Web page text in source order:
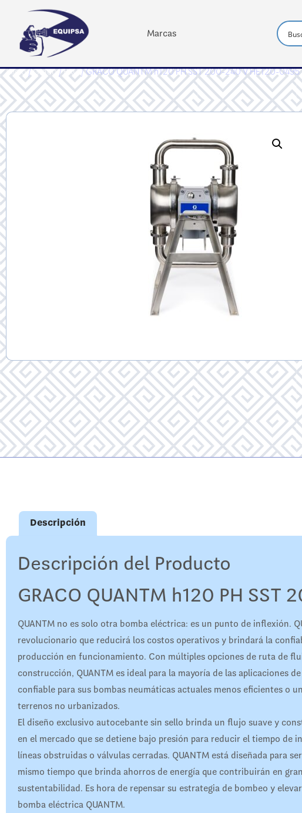
Marcas
Inicio/Graco/PRO/ GRACO QUANTM h120 PH SST 200-240 V HE120-0495
Descripción
Descripción del Producto
GRACO QUANTM h120 PH
QUANTM no es solo otra bomba eléctrica: es un punto de inflexión.
revolucionario que reducirá los costos operativos y brindará la
producción en funcionamiento. Con múltiples opciones de ruta de
construcción, QUANTM es ideal para la mayoría de las aplicaciones
confiable para sus bombas neumáticas actuales menos eficientes o
terrenos no urbanizados.
El diseño exclusivo autocebante sin sello brinda un flujo suave y
en el mercado que se detiene bajo presión para reducir el tiempo de
líneas obstruidas o válvulas cerradas. QUANTM está diseñada para
mismo tiempo que brinda ahorros de energía que contribuirán en
sustentabilidad. Es hora de repensar su estrategia de bombeo y
bomba eléctrica QUANTM.